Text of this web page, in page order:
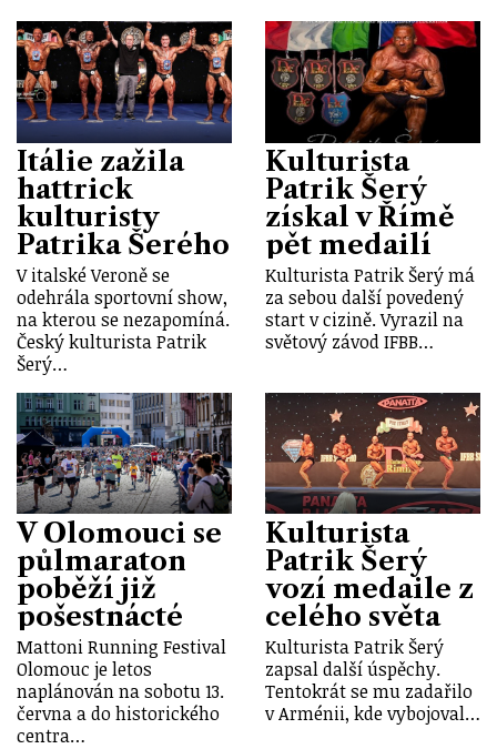
Itálie zažila
hattrick
kulturisty
Patrika Šerého
V italské Veroně se
odehrála sportovní show,
na kterou se nezapomíná.
Český kulturista Patrik
Šerý…
Kulturista
Patrik Šerý
získal v Římě
pět medailí
Kulturista Patrik Šerý má
za sebou další povedený
start v cizině. Vyrazil na
světový závod IFBB…
V Olomouci se
půlmaraton
poběží již
pošestnácté
Mattoni Running Festival
Olomouc je letos
naplánován na sobotu 13.
června a do historického
centra…
Kulturista
Patrik Šerý
vozí medaile z
celého světa
Kulturista Patrik Šerý
zapsal další úspěchy.
Tentokrát se mu zadařilo
v Arménii, kde vybojoval…